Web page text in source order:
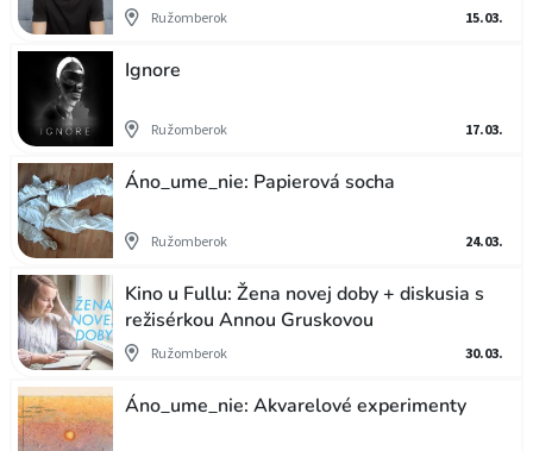
Ružomberok 15.03.
Ignore
Ružomberok 17.03.
Áno_ume_nie: Papierová socha
Ružomberok 24.03.
Kino u Fullu: Žena novej doby + diskusia s
režisérkou Annou Gruskovou
Ružomberok 30.03.
Áno_ume_nie: Akvarelové experimenty